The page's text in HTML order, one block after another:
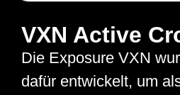
VXN Active
Die Exposure VXN
dafür entwickelt, um